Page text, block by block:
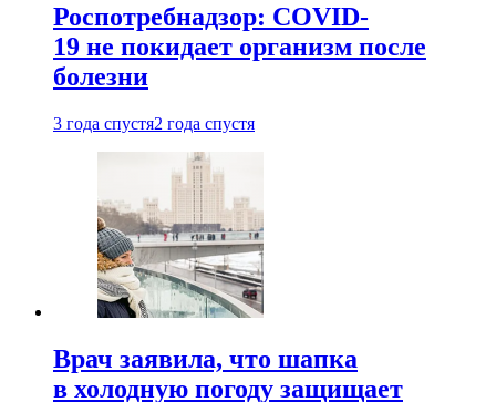
Роспотребнадзор: COVID-
19 не покидает организм после
болезни
3 года спустя2 года спустя
Врач заявила, что шапка
в холодную погоду защищает